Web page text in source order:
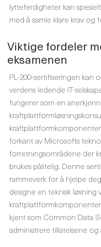
lytteferdigheter kan
med å samle klare krav og
Viktige fordeler
eksamenen
PL-200-sertifiseringen
verdens ledende IT-
fungerer som en
forkant av Microsofts
forretningsområdene der
brukes pålitelig. Denne
rammeverk for å hjelpe
designe en teknisk løsning
kjent som Common Data
administrere tillatelsene